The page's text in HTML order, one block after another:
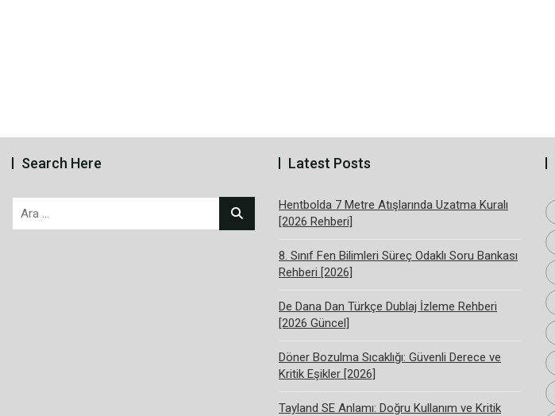
Search Here
Arama:
Latest Posts
Hentbolda 7 Metre Atışlarında Uzatma Kuralı
[2026 Rehberi]
8. Sınıf Fen Bilimleri Süreç Odaklı Soru Bankası
Rehberi [2026]
De Dana Dan Türkçe Dublaj İzleme Rehberi
[2026 Güncel]
Döner Bozulma Sıcaklığı: Güvenli Derece ve
Kritik Eşikler [2026]
Tayland SE Anlamı: Doğru Kullanım ve Kritik